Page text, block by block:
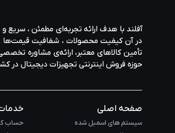
آفلند با هدف ارائه‌ تجربه‌ای مطمئن ، سریع
در آن کیفیت محصولات ، شفافیت قیمت‌ها و
تأمین کالاهای معتبر، ارائه‌ی مشاوره‌
حوزه‌ فروش اینترنتی تجهیزات دیجیتال در
صفحه اصلی
سیستم های اسمبل شده
حساب